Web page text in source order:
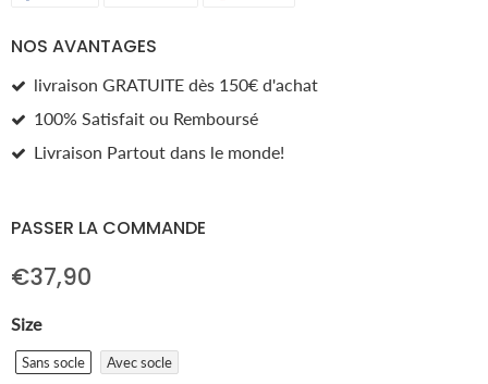
Facebook
NOS AVANTAGES
livraison GRATUITE dès 150€ d'achat
100% Satisfait ou Remboursé
Livraison Partout dans le monde!
PASSER LA COMMANDE
€37,90
Size
Sans socle Avec socle